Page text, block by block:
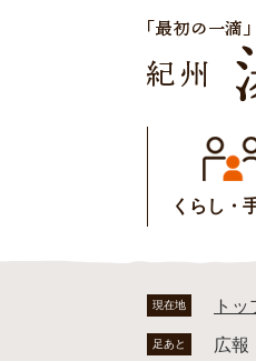
くらし・
現在地 ト
足あと 広報